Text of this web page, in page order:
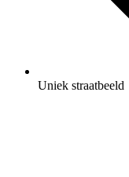
Uniek straatbeeld